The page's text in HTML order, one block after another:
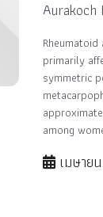
Aurakoch
primarily
symmetric
among
เมษาย